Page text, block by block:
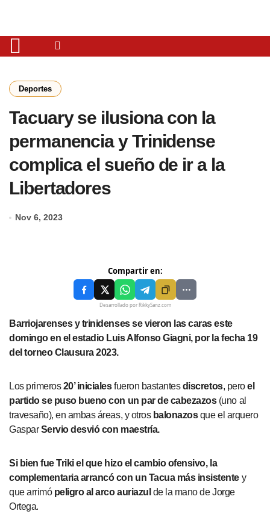
Deportes
Tacuary se ilusiona con la
permanencia y Trinidense
complica el sueño de ir a la
Libertadores
Nov 6, 2023
Compartir en:
Desarrollado por RikkySanz.com
Barriojarenses y trinidenses se vieron las caras este
domingo en el estadio Luis Alfonso Giagni, por la fecha 19
del torneo Clausura 2023.
Los primeros20’ inicialesfueron bastantesdiscretos, peroel
partido se puso bueno con un par de cabezazos (uno al
travesaño), en ambas áreas, y otros balonazosque el arquero
GasparServio desvió con maestría.
Si bien fue Triki el que hizo el cambio ofensivo, la
complementaria arrancó con un Tacua más insistente y
que arrimó peligro al arco auriazul de la mano de Jorge
Ortega.